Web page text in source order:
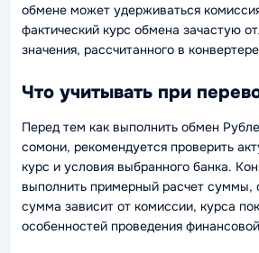
обмене может удерживаться
фактический курс обмена зачастую
значения, рассчитанного в
Что учитывать при
Перед тем как выполнить обмен
сомони, рекомендуется проверить
курс и условия выбранного банка.
выполнить примерный расчет суммы,
сумма зависит от комиссии, курса
особенностей проведения